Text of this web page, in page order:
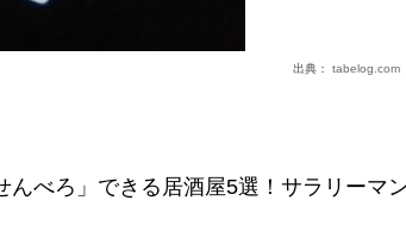
出典： tabelog.com
んべろ」できる居酒屋5選！サラリーマ